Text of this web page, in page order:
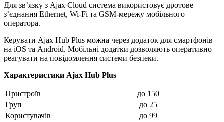
Для зв’язку з Ajax Cloud система використовує дротове
з’єднання Ethernet, Wi-Fi та GSM-мережу мобільного
оператора.
Керувати Ajax Hub Plus можна через додаток для смартфонів
на iOS та Android. Мобільні додатки дозволяють оперативно
реагувати на повідомлення системи безпеки.
Характеристики Ajax Hub Plus
Пристроїв
до 150
Груп
до 25
Користувачів
до 99